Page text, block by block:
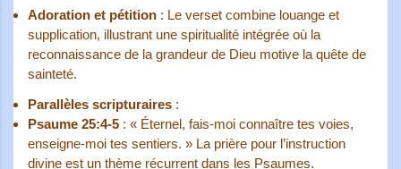
Adoration et pétition : Le verset combine louange et
supplication, illustrant une spiritualité intégrée où la
reconnaissance de la grandeur de Dieu motive la quête de
sainteté.
Parallèles scripturaires :
Psaume 25:4-5 : « Éternel, fais-moi connaître tes voies,
enseigne-moi tes sentiers. » La prière pour l’instruction
divine est un thème récurrent dans les Psaumes.